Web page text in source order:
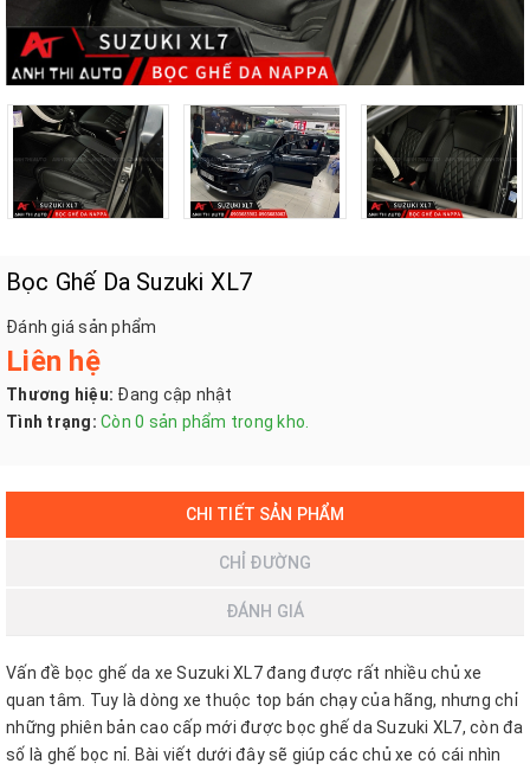
Bọc Ghế Da Suzuki XL7
Đánh giá sản phẩm
Liên hệ
Thương hiệu: Đang cập nhật
Tình trạng: Còn 0 sản phẩm trong kho.
CHI TIẾT SẢN PHẨM
CHỈ ĐƯỜNG
ĐÁNH GIÁ
Vấn đề bọc ghế da xe Suzuki XL7 đang được rất nhiều chủ xe
quan tâm. Tuy là dòng xe thuộc top bán chạy của hãng, nhưng chỉ
những phiên bản cao cấp mới được bọc ghế da Suzuki XL7, còn đa
số là ghế bọc nỉ. Bài viết dưới đây sẽ giúp các chủ xe có cái nhìn